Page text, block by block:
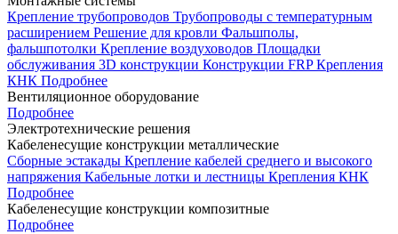
Крепление трубопроводов Трубопроводы с температурным
расширением Решение для кровли Фальшполы,
фальшпотолки Крепление воздуховодов Площадки
обслуживания 3D конструкции Конструкции FRPКрепления
КНК Подробнее
Вентиляционное оборудование
Подробнее
Электротехнические решения
Кабеленесущие конструкции металлические
Сборные эстакады Крепление кабелей среднего и высокого
напряжения Кабельные лотки и лестницы Крепления КНК
Подробнее
Кабеленесущие конструкции композитные
Подробнее